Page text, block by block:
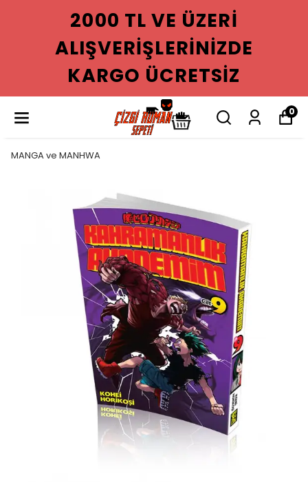
2000 TL VE ÜZERI
ALIŞVERIŞLERINIZDE
KARGO ÜCRETSIZ
0
MANGA ve MANHWA